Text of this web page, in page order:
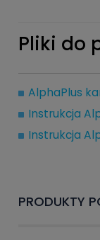
Pliki do
AlphaPlus
Instrukcja
Instrukcja
PRODUKTY